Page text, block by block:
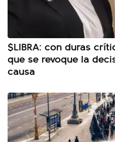
$LIBRA: con duras
que se revoque la
causa